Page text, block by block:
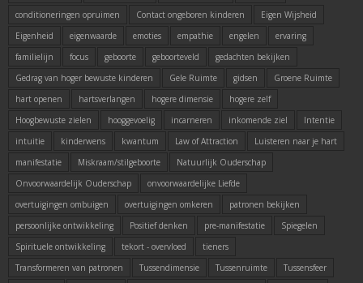
conditioneringen opruimen
Contact ongeboren kinderen
Eigen Wijsheid
Eigenheid
eigenwaarde emoties empathie engelen
ervaring
familielijn
focus geboorte geboorteveld
gedachten bekijken
Gedrag van hoger bewuste kinderen
Gele Ruimte gidsen
Groene Ruimte
hart openen
hartsverlangen hogere dimensie
hogere zelf
Hoogbewuste zielen
hooggevoelig incarneren inkomende ziel
Intentie
intuitie
kinderwens kwantum Law of Attraction
Luisteren naar je hart
manifestatie
Miskraam/stilgeboorte
Natuurlijk Ouderschap
Onvoorwaardelijk Ouderschap
onvoorwaardelijke Liefde
overtuigingen ombuigen
overtuigingen omkeren
patronen bekijken
persoonlijke ontwikkeling
Positief denken pre-manifestatie
Spiegelen
Spirituele ontwikkeling
tekort - overvloed
tieners
Transformeren van patronen
Tussendimensie Tussenruimte
Tussensfeer